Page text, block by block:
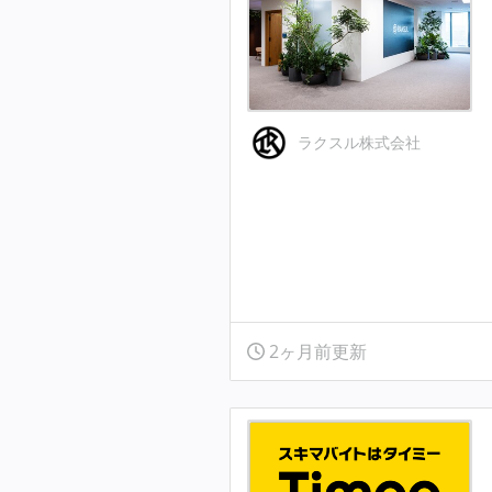
ラクスル株式会社
2ヶ月前更新